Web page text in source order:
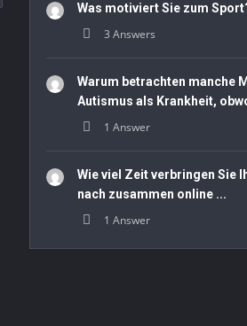
Was motiviert Sie zum
3 Answers
Warum betrachten manche
Autismus als Krankheit,
1 Answer
Wie viel Zeit verbringen Sie
nach zusammen online ...
1 Answer